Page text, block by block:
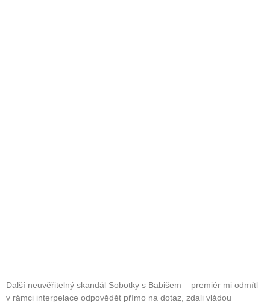
Další neuvěřitelný skandál Sobotky s Babišem – premiér mi odmítl
v rámci interpelace odpovědět přímo na dotaz, zdali vládou